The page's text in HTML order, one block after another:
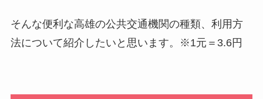
そんな便利な高雄の公共交通機関の種類、利用方
法について紹介したいと思います。※1元＝3.6円